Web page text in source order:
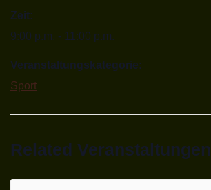
Zeit:
9:00 p.m. - 11:00 p.m.
Veranstaltungskategorie:
Sport
Related Veranstaltungen